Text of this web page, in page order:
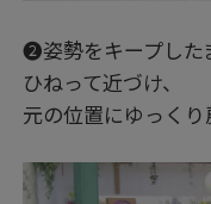
➋姿勢をキープした
ひねって近づけ、
元の位置にゆっくり